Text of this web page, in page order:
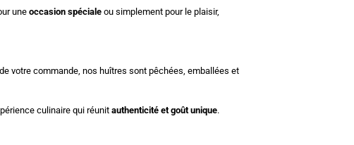
une occasion spécialeou simplement pour le plaisir,
votre commande, nos huîtres sont pêchées, emballées et
culinaire qui réunitauthenticité et goût unique.